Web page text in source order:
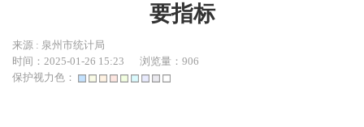
要指标
来源 : 泉州市统计局
时间：2025-01-26 15:23
浏览量：906
保护视力色：